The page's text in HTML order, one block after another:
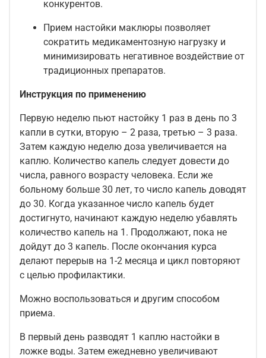
конкурентов.
Прием настойки маклюры позволяет
сократить медикаментозную нагрузку и
минимизировать негативное воздействие от
традиционных препаратов.
Инструкция по применению
Первую неделю пьют настойку 1 раз в день по 3
капли в сутки, вторую – 2 раза, третью – 3 раза.
Затем каждую неделю доза увеличивается на
каплю. Количество капель следует довести до
числа, равного возрасту человека. Если же
больному больше 30 лет, то число капель доводят
до 30. Когда указанное число капель будет
достигнуто, начинают каждую неделю убавлять
количество капель на 1. Продолжают, пока не
дойдут до 3 капель. После окончания курса
делают перерыв на 1-2 месяца и цикл повторяют
с целью профилактики.
Можно воспользоваться и другим способом
приема.
В первый день разводят 1 каплю настойки в
ложке воды. Затем ежедневно увеличивают